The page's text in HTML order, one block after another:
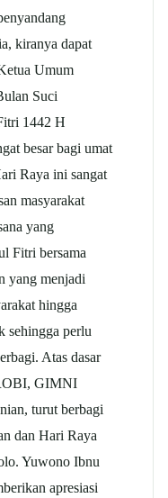
kiranya dapat
Umum
Suci
1442 H
besar bagi umat
Raya ini sangat
masyarakat
yang
Fitri bersama
yang menjadi
hingga
sehingga perlu
Atas dasar
GIMNI
turut berbagi
dan Hari Raya
Yuwono Ibnu
apresiasi